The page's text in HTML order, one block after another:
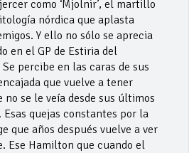
como ‘Mjolnir’, el martillo
nórdica que aplasta
Y ello no sólo se aprecia
en el GP de Estiria del
percibe en las caras de sus
que vuelve a tener
no se le veía desde sus últimos
quejas constantes por la
que años después vuelve a ver
Ese Hamilton que cuando el